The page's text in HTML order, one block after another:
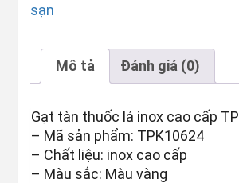
sạn
Mô tả Đánh giá (0)
Gạt tàn thuốc lá inox cao cấp
– Mã sản phẩm: TPK10624
– Chất liệu: inox cao cấp
– Màu sắc: Màu vàng